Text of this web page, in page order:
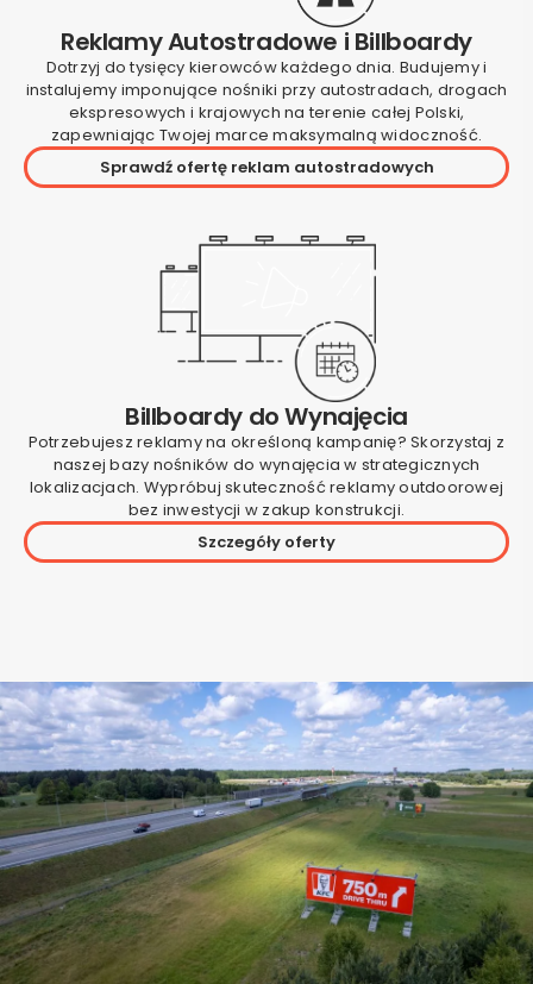
Reklamy Autostradowe i Billboardy
Dotrzyj do tysięcy kierowców każdego dnia. Budujemy i
instalujemy imponujące nośniki przy autostradach, drogach
ekspresowych i krajowych na terenie całej Polski,
zapewniając Twojej marce maksymalną widoczność.
Sprawdź ofertę reklam autostradowych
Billboardy do Wynajęcia
Potrzebujesz reklamy na określoną kampanię? Skorzystaj z
naszej bazy nośników do wynajęcia w strategicznych
lokalizacjach. Wypróbuj skuteczność reklamy outdoorowej
bez inwestycji w zakup konstrukcji.
Szczegóły oferty